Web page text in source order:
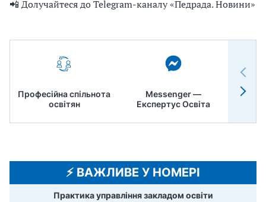
📲 Долучайтеся до Telegram-каналу «Педрада. Новини»
Професійна спільнота
освітян
Messenger —
Експертус Освіта
⚡️ ВАЖЛИВЕ У НОМЕРІ
Практика управління закладом освіти